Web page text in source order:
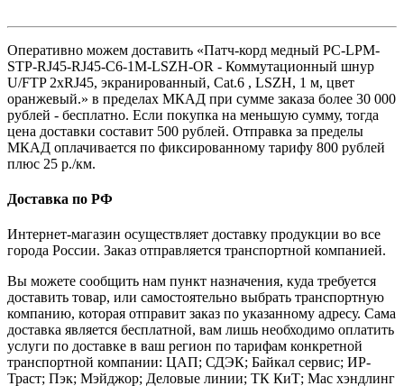
Оперативно можем доставить «Патч-корд медный PC-LPM-
STP-RJ45-RJ45-C6-1M-LSZH-OR - Коммутационный шнур
U/FTP 2xRJ45, экранированный, Cat.6 , LSZH, 1 м, цвет
оранжевый.» в пределах МКАД при сумме заказа более 30 000
рублей - бесплатно. Если покупка на меньшую сумму, тогда
цена доставки составит 500 рублей. Отправка за пределы
МКАД оплачивается по фиксированному тарифу 800 рублей
плюс 25 р./км.
Доставка по РФ
Интернет-магазин осуществляет доставку продукции во все
города России. Заказ отправляется транспортной компанией.
Вы можете сообщить нам пункт назначения, куда требуется
доставить товар, или самостоятельно выбрать транспортную
компанию, которая отправит заказ по указанному адресу. Сама
доставка является бесплатной, вам лишь необходимо оплатить
услуги по доставке в ваш регион по тарифам конкретной
транспортной компании: ЦАП; СДЭК; Байкал сервис; ИР-
Траст; Пэк; Мэйджор; Деловые линии; ТК КиТ; Мас хэндлинг